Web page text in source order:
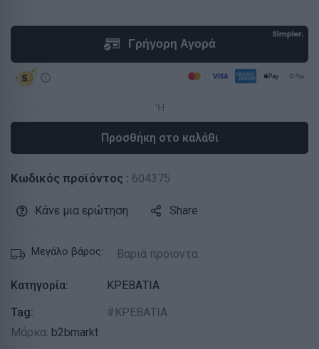
Προσθήκη στο καλάθι
Κωδικός προϊόντος : 604375
Κάνε μια ερώτηση Share
Μεγάλο βάρος: Βαριά προιοντα
Κατηγορία:
ΚΡΕΒΑΤΙΑ
Tag:
ΚΡΕΒΑΤΙΑ
Μάρκα: b2bmarkt